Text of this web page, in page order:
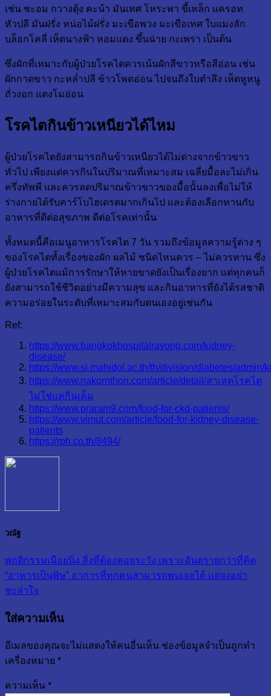
เช่น ชะอม กวางตุ้ง คะน้า มันเทศ โหระพา ขี้เหล็ก แครอท
หัวปลี มันฝรั่ง หน่อไม้ฝรั่ง มะเขือพวง มะเขือเทศ ใบแมงลัก
บล็อกโคลี่ เห็ดนางฟ้า หอมแดง ขึ้นฉ่าย กะเพรา เป็นต้น
ซึ่งผักที่เหมาะกับผู้ป่วยโรคไตควรเน้นผักสีขาวหรือสีอ่อน เช่น
ผักกาดขาว กะหล่ำปลี ข้าวโพดอ่อน ไปจนถึงใบตำลึง เห็ดหูหนู
ถั่วงอก แตงโมอ่อน
โรคไตกินข้าวเหนียวได้ไหม
ผู้ป่วยโรคไตยังสามารถกินข้าวเหนียวได้ไม่ต่างจากข้าวขาว
ทั่วไป เพียงแต่ควรกินในปริมาณที่เหมาะสม เฉลี่ยมื้อละไม่เกิน
ครึ่งทัพพี และควรลดปริมาณข้าวขาวของมื้อนั้นลงเพื่อไม่ให้
ร่างกายได้รับคาร์โบไฮเดรตมากเกินไป และต้องเลือกทานกับ
อาหารที่ดีต่อสุขภาพ ดีต่อโรคเท่านั้น
ทั้งหมดนี้คือเมนูอาหารโรคไต 7 วัน รวมถึงข้อมูลความรู้ต่าง ๆ
ของโรคไตทั้งเรื่องของผัก ผลไม้ ชนิดไหนควร – ไม่ควรทาน ซึ่ง
ผู้ป่วยโรคไตแม้การรักษาให้หายขาดยังเป็นเรื่องยาก แต่ทุกคนก็
ยังสามารถใช้ชีวิตอย่างมีความสุข และกินอาหารที่ยังได้รสชาติ
ความอร่อยในระดับที่เหมาะสมกับตนเองอยู่เช่นกัน
Ref:
https://www.bangkokhospitalrayong.com/kidney-
disease/
https://www.si.mahidol.ac.th/th/division/diabetes/admin/
https://www.nakornthon.com/article/detail/สาเหตุโรคไต
ไม่ใช่แค่กินเค็ม
https://www.praram9.com/food-for-ckd-patients/
https://www.vimut.com/article/food-for-kidney-disease-
patients
https://rph.co.th/8494/
วณัฐ
พฤติกรรมเนือยนิ่ง สิ่งที่ต้องคอยระวัง เพราะอันตรายกว่าที่คิด
“อาหารเป็นพิษ” อาการที่ทุกคนสามารถพบเจอได้ แต่จงอย่า
ชะล่าใจ
ใส่ความเห็น
อีเมลของคุณจะไม่แสดงให้คนอื่นเห็น ช่องข้อมูลจำเป็นถูกทำ
เครื่องหมาย *
ความเห็น *